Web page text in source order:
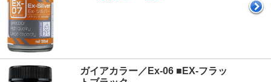
ガイアカラー／Ex-06 ■EX-フラッ